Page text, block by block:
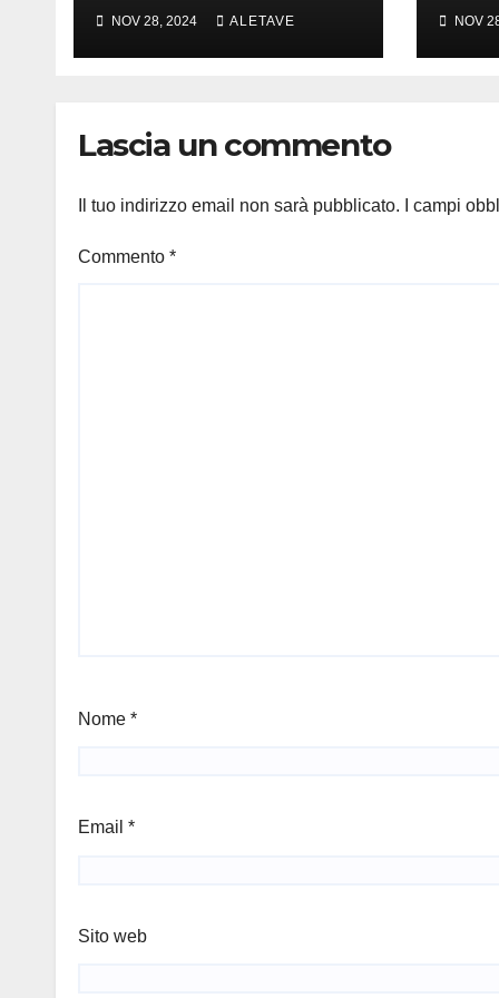
amare
NOV 28, 2024 ALETAVE NOV
Lascia un commento
Il tuo indirizzo email non sarà pubblicato. I campi
Commento *
Nome *
Email *
Sito web